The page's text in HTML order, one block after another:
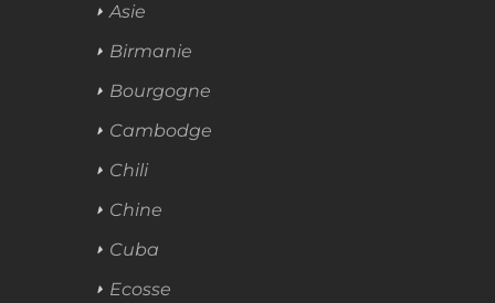
Asie
Birmanie
Bourgogne
Cambodge
Chili
Chine
Cuba
Ecosse